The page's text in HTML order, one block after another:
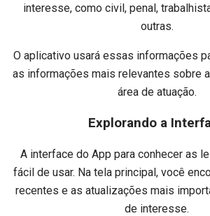
interesse, como civil, penal,
outras.
O aplicativo usará essas informações
as informações mais relevantes sobre
área de atuação.
Explorando a
A interface do App para conhecer as
fácil de usar. Na tela principal, você
recentes e as atualizações mais
de interesse.